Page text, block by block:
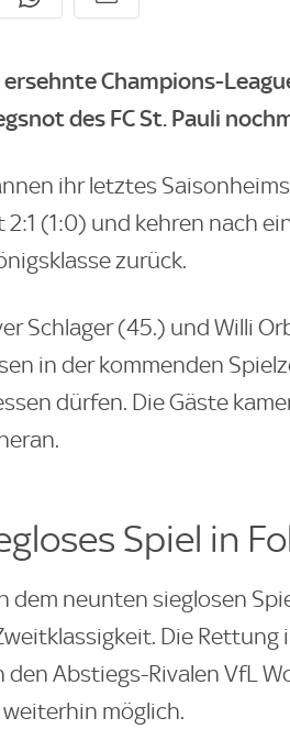
ersehnte Champions-
des FC St. Pauli
ihr letztes
(1:0) und kehren nach
zurück.
Schlager (45.) und Willi
in der kommenden
dürfen. Die Gäste
Spiel in
dem neunten sieglosen
Die Rettung
den Abstiegs-Rivalen VfL
möglich.